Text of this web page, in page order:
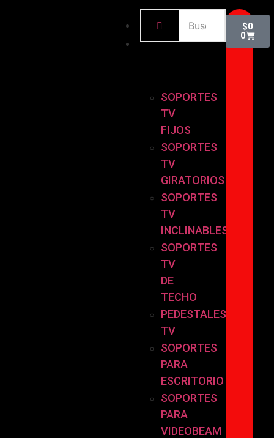
INICIO
BASES
SOPORTES
TV
FIJOS
SOPORTES
TV
GIRATORIOS
SOPORTES
TV
INCLINABLES
SOPORTES
TV
DE
TECHO
PEDESTALES
TV
SOPORTES
PARA
ESCRITORIO
SOPORTES
PARA
VIDEOBEAM
$0
0